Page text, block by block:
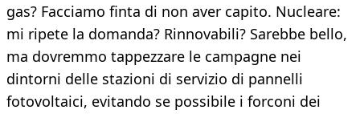
gas? Facciamo finta di non aver capito. Nucleare:
mi ripete la domanda? Rinnovabili? Sarebbe bello,
ma dovremmo tappezzare le campagne nei
dintorni delle stazioni di servizio di pannelli
fotovoltaici, evitando se possibile i forconi dei